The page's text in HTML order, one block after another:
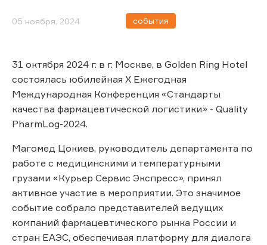
05 ноября, 2024 события
31 октября 2024 г. в г. Москве, в Golden Ring Hotel
состоялась юбилейная X Ежегодная
Международная Конференция «Стандарты
качества фармацевтической логистики» - Quality
PharmLog-2024.
Магомед Цокиев, руководитель департамента по
работе с медицинскими и температурными
грузами «Курьер Сервис Экспресс», принял
активное участие в мероприятии. Это значимое
событие собрало представителей ведущих
компаний фармацевтического рынка России и
стран ЕАЭС, обеспечивая платформу для диалога